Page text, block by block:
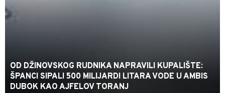
OD DŽINOVSKOG RUDNIKA NAPRAVILI KUPALIŠTE:
ŠPANCI SIPALI 500 MILIJARDI LITARA VODE U AMBIS
DUBOK KAO AJFELOV TORANJ